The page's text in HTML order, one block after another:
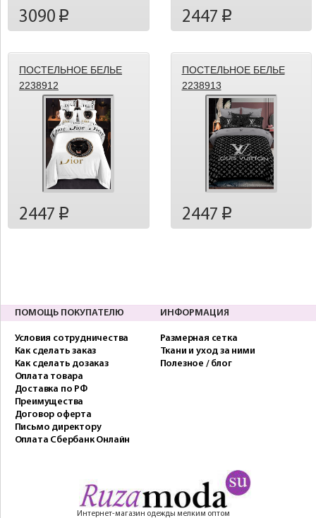
3090 p 2447 p
ПОСТЕЛЬНОЕ БЕЛЬЕ
2238912
2447 p
ПОСТЕЛЬНОЕ БЕЛЬЕ
2238913
2447 p
ПОМОЩЬ ПОКУПАТЕЛЮ
Условия сотрудничества
Как сделать заказ
Как сделать дозаказ
Оплата товара
Доставка по РФ
Преимущества
Договор оферта
Письмо директору
Оплата Сбербанк Онлайн
ИНФОРМАЦИЯ
Размерная сетка
Ткани и уход за ними
Полезное / блог
Интернет-магазин одежды мелким оптом